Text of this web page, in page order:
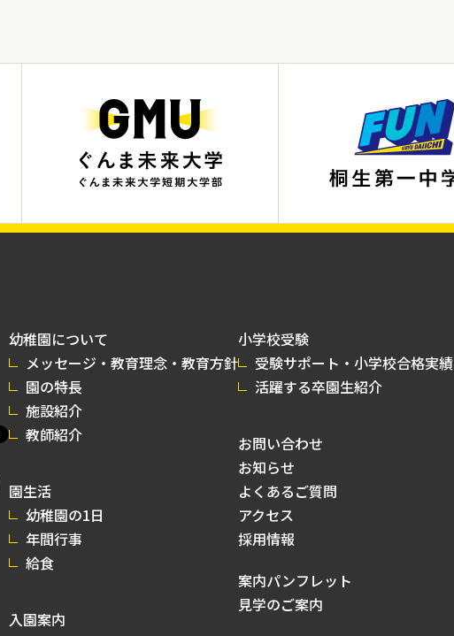
幼稚園について
メッセージ・教育理念・教育方針
園の特長
施設紹介
教師紹介
園生活
幼稚園の1日
年間行事
給食
入園案内
小学校受験
受験サポート・小学校合格実績
活躍する卒園生紹介
お問い合わせ
お知らせ
よくあるご質問
アクセス
採用情報
案内パンフレット
見学のご案内